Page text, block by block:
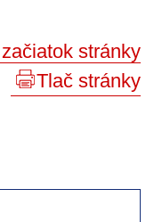
stránky
Tlač stránky